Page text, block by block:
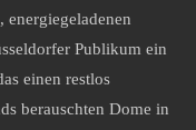
energiegeladenen
Publikum ein
einen restlos
berauschten Dome in